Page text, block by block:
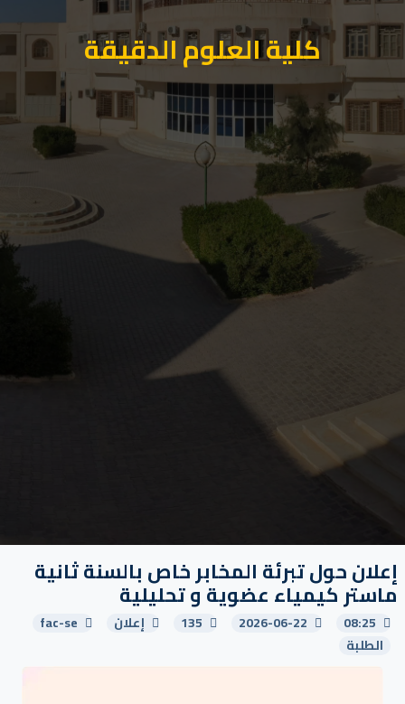
كلية العلوم الدقيقة
إعلان حول تبرئة المخابر خاص بالسنة ثانية
ماستر كيمياء عضوية و تحليلية
08:25
2026-06-22
135 إعلان
fac-se
الطلبة